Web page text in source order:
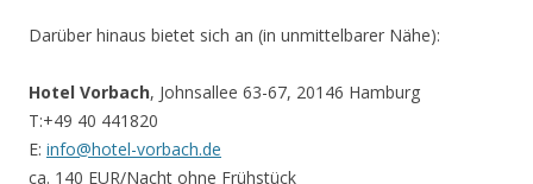
Darüber hinaus bietet sich an (in unmittelbarer Nähe):
Hotel Vorbach, Johnsallee 63-67, 20146 Hamburg
T:+49 40 441820
E: info@hotel-vorbach.de
ca. 140 EUR/Nacht ohne Frühstück